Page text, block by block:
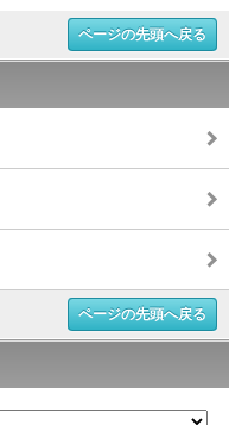
ページの先頭へ戻る
ページの先頭へ戻る